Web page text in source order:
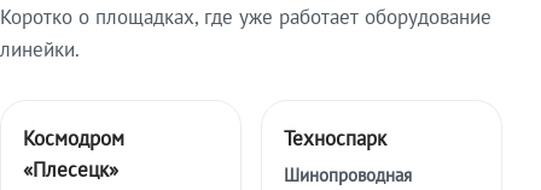
Коротко о площадках, где уже работает оборудование
линейки.
Космодром
«Плесецк»
Техноспарк
Шинопроводная